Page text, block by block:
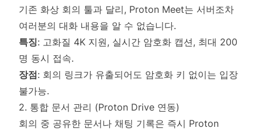
기존 화상 회의 툴과 달리, Proton Meet는 서버조차
여러분의 대화 내용을 알 수 없습니다.
특징: 고화질 4K 지원, 실시간 암호화 캡션, 최대 200
명 동시 접속.
장점: 회의 링크가 유출되어도 암호화 키 없이는 입장
불가능.
2. 통합 문서 관리 (Proton Drive 연동)
회의 중 공유한 문서나 채팅 기록은 즉시 Proton